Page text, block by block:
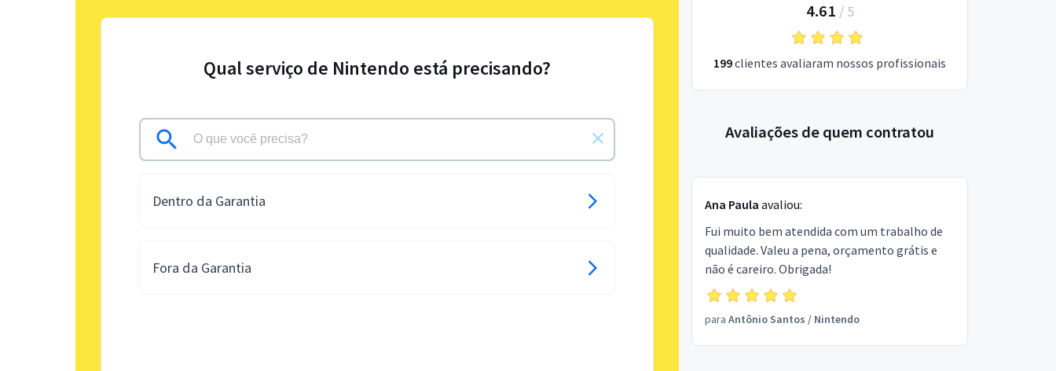
Qual serviço de Nintendo está precisando?
Dentro da Garantia
Fora da Garantia
4.61 / 5
199clientes avaliaram nossos profissionais
Avaliações de quem contratou
Ana Paula avaliou:
Fui muito bem atendida com um trabalho de
qualidade. Valeu a pena, orçamento grátis e
não é careiro. Obrigada!
para Antônio Santos / Nintendo